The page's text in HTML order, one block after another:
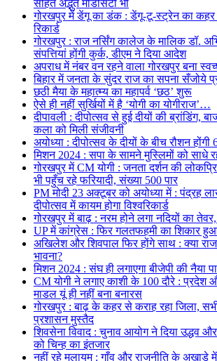
सहित अद्भुत मेडिसिटी भी
गोरखपुर में डेंगू का डंक : डेंगू-टू-स्ट्रेन का कहर
रिकार्ड
गोरखपुर : राज नर्सिंग कालेज के मालिक डॉ.
संपत्तियां होंगी कुर्क, डीएम ने दिया आदेश
अपराध में नंबर वन रहने वाला गोरखपुर बना
बिहार में जनता के सुंदर राज का सपना सँजोये
छठी मैया के महात्म्य का महापर्व ‘छठ’ शुरू
ऐसे ही नहीं सुर्खियों में है ‘योगी का योगीराज’…
दीपावली : दीपोत्सव से हुई दीयों की ब्रांडिंग,
कला को मिली संजीवनी
अयोध्या : दीपोत्सव के दीयों के बीच रौशन होंगी
मिशन 2024 : सपा के सामने मुस्लिमों को साधे
गोरखपुर में CM योगी : जनता दर्शन की
भी पहुँच रहे फरियादी, संख्या 500 पार
PM मोदी 23 अक्टूबर को अयोध्या में : पंद्रह
दीपोत्सव में कायम होगा विश्वरिकार्ड
गोरखपुर में बाढ़ : नरम होने लगा नदियों का
UP में कांग्रेस : फिर गलतफहमी का शिकार हुआ
अखिलेश और शिवपाल फिर होंगे साथ : क्या
भावना?
मिशन 2024 : संघ ही लगाएगा बीजेपी की नैया
CM योगी ने लगाए काशी के 100 दौरे : प्रदेश
माडल यूं ही नहीं बना बनारस
गोरखपुर : बाढ़ के कहर से कराह रहा जिला,
प्रशासन मुस्तैद
शिवसेना विवाद : चुनाव आयोग ने दिया उद्धव और
को चिन्ह का इंतजार
नहीं रहे मुलायम : गाँव और राजनीति के अखाड़े में